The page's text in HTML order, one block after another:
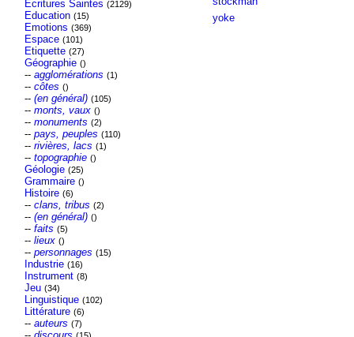
Ecritures Saintes (2129)
Education (15)
Emotions (369)
Espace (101)
Etiquette (27)
Géographie ()
-- agglomérations (1)
-- côtes ()
-- (en général) (105)
-- monts, vaux ()
-- monuments (2)
-- pays, peuples (110)
-- rivières, lacs (1)
-- topographie ()
Géologie (25)
Grammaire ()
Histoire (6)
-- clans, tribus (2)
-- (en général) ()
-- faits (5)
-- lieux ()
-- personnages (15)
Industrie (16)
Instrument (8)
Jeu (34)
Linguistique (102)
Littérature (6)
-- auteurs (7)
yoke